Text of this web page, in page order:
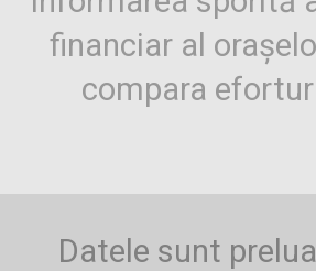
financiar al
compara
Datele sunt